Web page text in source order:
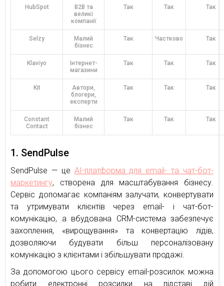
HubSpot
B2B та
великі
компанії
Так Так Так
Selzy
Малий
бізнес
Так Частково Так
Klaviyo
Інтернет-
магазини
Так Так Так
Kit
Автори,
блогери,
експерти
Так Так Так
Constant
Contact
Малий
бізнес
Так Так Так
1. SendPulse
SendPulse — це AI-платформа для email- та чат-бот-
маркетингу, створена для масштабування бізнесу.
Сервіс допомагає компаніям залучати, конвертувати
та утримувати клієнтів через email- і чат-бот-
комунікацію, а вбудована CRM-система забезпечує
захоплення, «вирощування» та конвертацію лідів,
дозволяючи будувати більш персоналізовану
комунікацію з клієнтами і збільшувати продажі.
За допомогою цього сервісу email-розсилок можна
робити електронні розсилки на підставі дій